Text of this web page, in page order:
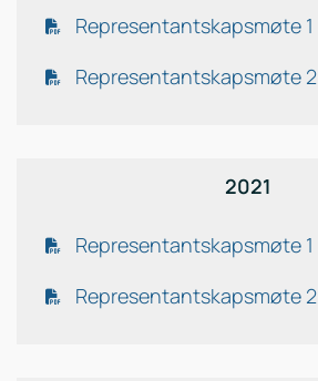
Representantskapsmøte 1
Representantskapsmøte 2
2021
Representantskapsmøte 1
Representantskapsmøte 2